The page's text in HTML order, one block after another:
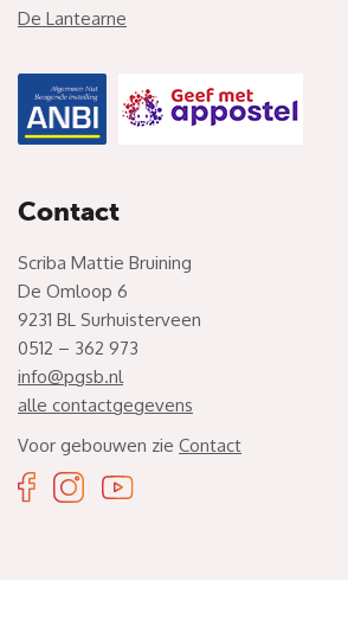
De Lantearne
Contact
Scriba Mattie Bruining
De Omloop 6
9231 BL Surhuisterveen
0512 – 362 973
info@pgsb.nl
alle contactgegevens
Voor gebouwen zie Contact